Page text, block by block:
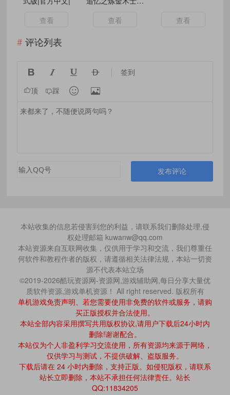
查看
文|
查看 查看
评论列表
    签到
顶 踩  
发布评论
本站收集的信息若侵害到您的利益，请联系我们删除处理,侵
权处理邮箱 kuwanw@qq.com
本站资源来自互联网收集，仅供用于学习和交流，我们尊重任
何软件和教程作者的版权，请遵循相关法律法规，本站一切资
源不代表本站立场
©2019-2026酷玩资源网-资源网,游戏辅助网,每日分享大量优
质软件资源,游戏单机资源！ All right reserved. 版权所有
单机游戏免责声明、若您需要使用非免费的软件或服务，请购
买正版授权并合法使用。
本站全部内容采用撰写共用版权协议,请用户下载后24小时内
删除!谢谢配合。
本站仅为个人非盈利学习交流使用，所有资源均来源于网络，
仅供学习与测试，不提供破解、盗版服务。
下载后请在 24 小时内删除，支持正版。如侵犯版权，请联系
站长立即删除，本站不承担任何法律责任。站长
QQ:11834205